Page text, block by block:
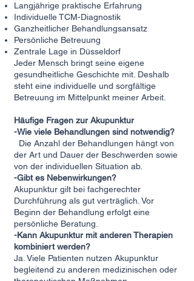
Langjährige praktische Erfahrung
Individuelle TCM-Diagnostik
Ganzheitlicher Behandlungsansatz
Persönliche Betreuung
Zentrale Lage in Düsseldorf
Jeder Mensch bringt seine eigene
gesundheitliche Geschichte mit. Deshalb
steht eine individuelle und sorgfältige
Betreuung im Mittelpunkt meiner Arbeit.
Häufige Fragen zur Akupunktur
-Wie viele Behandlungen sind notwendig?
Die Anzahl der Behandlungen hängt von
der Art und Dauer der Beschwerden sowie
von der individuellen Situation ab.
-Gibt es Nebenwirkungen?
Akupunktur gilt bei fachgerechter
Durchführung als gut verträglich. Vor
Beginn der Behandlung erfolgt eine
persönliche Beratung.
-Kann Akupunktur mit anderen Therapien
kombiniert werden?
Ja. Viele Patienten nutzen Akupunktur
begleitend zu anderen medizinischen oder